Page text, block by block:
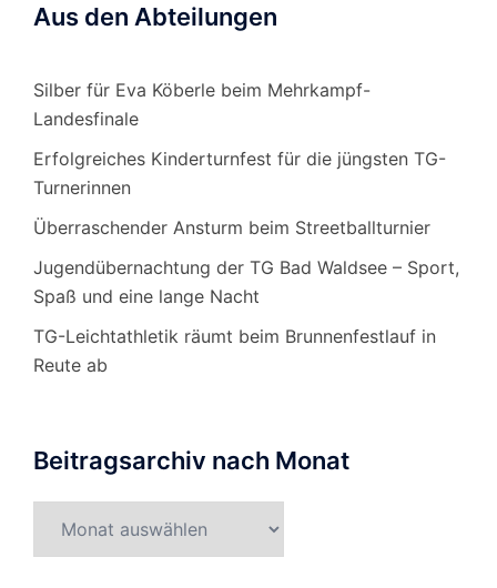
Aus den Abteilungen
Silber für Eva Köberle beim Mehrkampf-
Landesfinale
Erfolgreiches Kinderturnfest für die jüngsten TG-
Turnerinnen
Überraschender Ansturm beim Streetballturnier
Jugendübernachtung der TG Bad Waldsee – Sport,
Spaß und eine lange Nacht
TG-Leichtathletik räumt beim Brunnenfestlauf in
Reute ab
Beitragsarchiv nach Monat
nach